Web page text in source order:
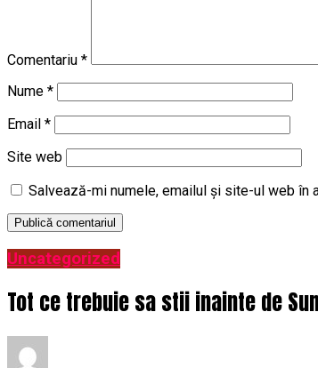
Comentariu *
Nume *
Email *
Site web
Salvează-mi numele, emailul și site-ul web în
Uncategorized
Tot ce trebuie sa stii inainte de